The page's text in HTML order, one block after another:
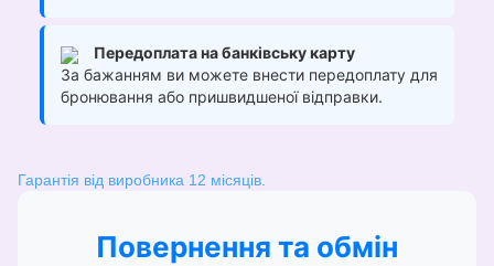
Передоплата на банківську карту
За бажанням ви можете внести передоплату для
бронювання або пришвидшеної відправки.
Гарантія від виробника 12 місяців.
Повернення та обмін